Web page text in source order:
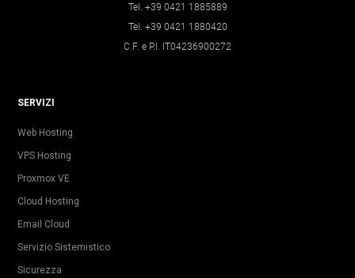
Tel. +39 0421 1885889
Tel. +39 0421 1880420
C.F. e P.I. IT04236900272
SERVIZI
Web Hosting
VPS Hosting
Proxmox VE
Cloud Hosting
Email Cloud
Servizio Sistemistico
Sicurezza